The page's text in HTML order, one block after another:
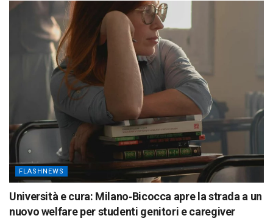
FLASHNEWS
Università e cura: Milano‑Bicocca apre la strada a un
nuovo welfare per studenti genitori e caregiver